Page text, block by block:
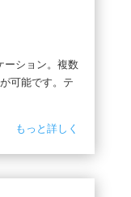
ーション。複数
可能です。テ
もっと詳しく